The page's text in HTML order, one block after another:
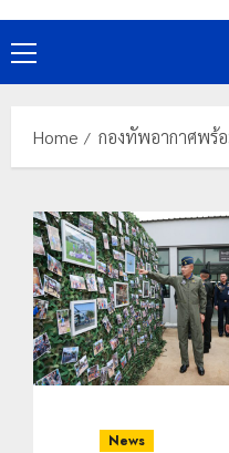
Primary
Menu
Home กองทัพอากาศพร้
News